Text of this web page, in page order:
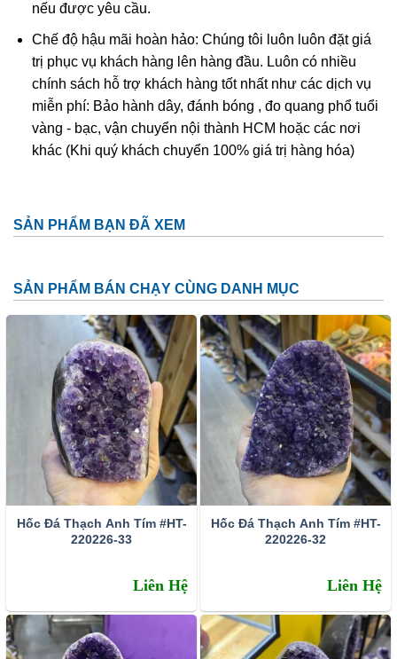
anh phải và trái được liên kết tạo thành một tinh thể duy
nhấtđược sử dụng để xác định ametit tổng hợp sẽ dễ
dàng hơn. Tuy nhiên về mặc lý thuyết, người ta có thể tạo
ra vật liệu tổng hợp này nhưng khó mà tạo ra được với số
lượng lớn để cung cấp cho thị trường.
Đặc tính:
Tên khoa học: đá thạch anh tím (amethyst)
Thành phần cấu tạo hoá học: SiO2.
Màu sắc: Tất cả các dạng của màu tím như trắng phớt
tím, tím ánh hồng đến tím đậm, tím violet, màu xanh biển
và xám.
Chỉ số chiết quang: 1.544 – 1.553
Độ trong suốt: Trong suốt
nếu được yêu cầu.
Chế độ hậu mãi hoàn hảo: Chúng tôi luôn luôn đặt giá
trị phục vụ khách hàng lên hàng đầu. Luôn có nhiều
chính sách hỗ trợ khách hàng tốt nhất như các dịch vụ
miễn phí: Bảo hành dây, đánh bóng , đo quang phổ tuổi
vàng - bạc, vận chuyển nội thành HCM hoặc các nơi
khác (Khi quý khách chuyển 100% giá trị hàng hóa)
SẢN PHẨM BẠN ĐÃ XEM
SẢN PHẨM BÁN CHẠY CÙNG DANH MỤC
Hốc Đá Thạch Anh Tím #HT-
220226-33
Liên Hệ
Hốc Đá Thạch Anh Tím #HT-
220226-32
Liên Hệ